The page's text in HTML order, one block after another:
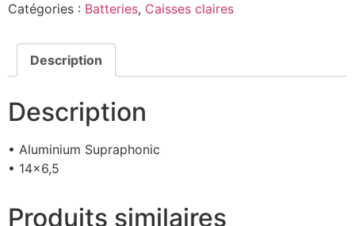
Catégories : Batteries, Caisses claires
Description
Description
• Aluminium Supraphonic
• 14×6,5
Produits similaires